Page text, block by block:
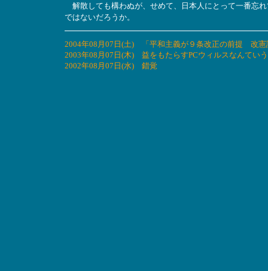
解散しても構わぬが、せめて、日本人にとって一番忘
ではないだろうか。
2004年08月07日(土) 「平和主義が９条改正の前提 改
2003年08月07日(木) 益をもたらすPCウィルスなんてい
2002年08月07日(水) 錯覚